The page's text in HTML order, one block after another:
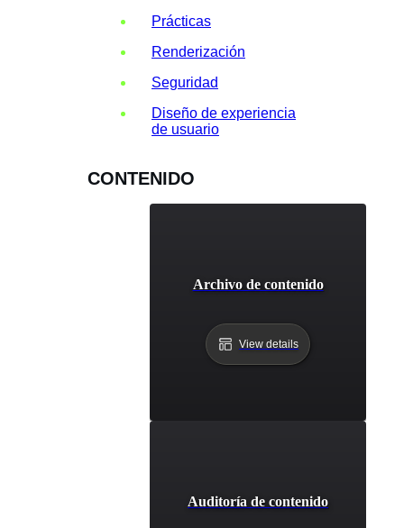
Prácticas
Renderización
Seguridad
Diseño de experiencia
de usuario
CONTENIDO
Archivo de contenido
View details
Auditoría de contenido